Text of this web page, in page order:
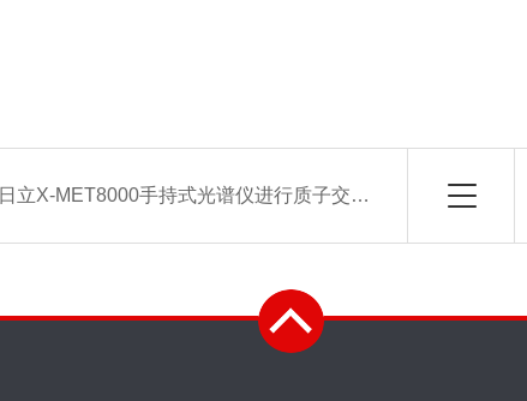
日立X-MET8000手持式光谱仪进行质子交换膜（PEM）铂、铱、钌、担载量分析